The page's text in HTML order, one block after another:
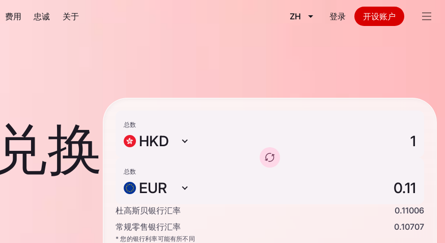
费用 忠诚 关于 ZH 登录 开设账户
换
总数
HKD
总数
EUR
杜高斯贝银行汇率
0.11006
常规零售银行汇率
0.10707
* 您的银行利率可能有所不同